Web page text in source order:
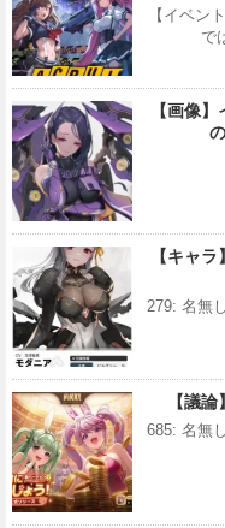
【イベン
で
【画像
【キャ
279: 名無
【議
685: 名無